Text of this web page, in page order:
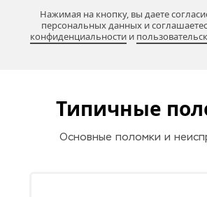
Нажимая на кнопку, вы даете
персональных данных и
конфиденциальности и
Типичные
Основные поломки и